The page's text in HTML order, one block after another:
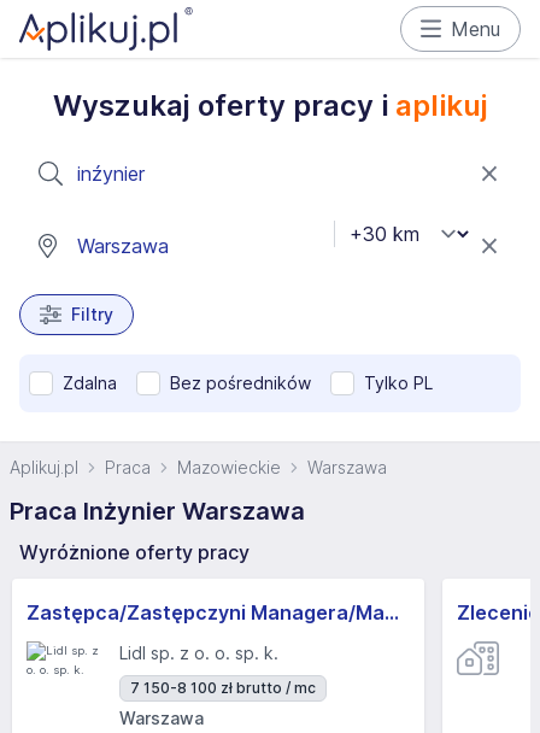
Menu
Wyszukaj oferty pracy i aplikuj
Filtry
Zdalna Bez pośredników Tylko PL
Aplikuj.pl Praca Mazowieckie Warszawa
Praca Inżynier Warszawa
Wyróżnione oferty pracy
Zastępca/Zastępczyni Managera/Managerki Sklepu- Warszawa, Sklep w budowie Zaułek 1
Lidl sp. z o. o. sp. k.
7 150-8 100 zł brutto / mc
Warszawa